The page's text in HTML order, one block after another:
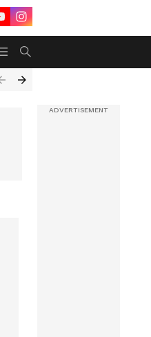
Dwi Pushkar Yoga 2026